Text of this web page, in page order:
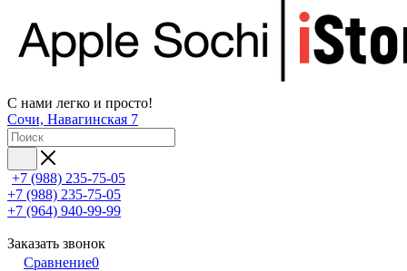
С нами легко и просто!
Сочи, Навагинская 7
+7 (988) 235-75-05
+7 (988) 235-75-05
+7 (964) 940-99-99
Заказать звонок
Сравнение0